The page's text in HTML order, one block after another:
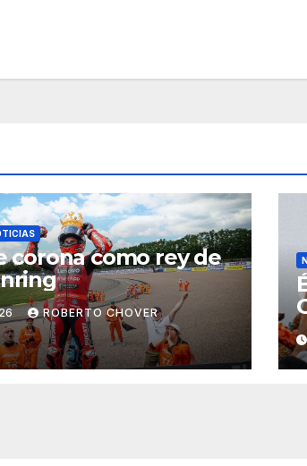
corona como rey de
ROBERTO CHOVER